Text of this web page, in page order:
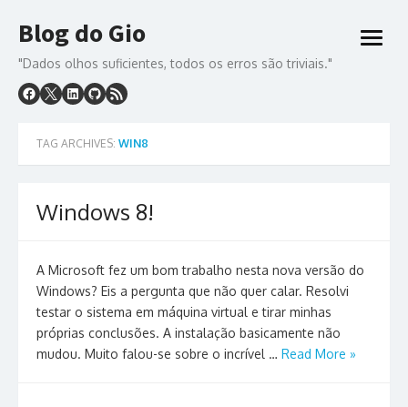
to
content
Blog do Gio
"Dados olhos suficientes, todos os erros são triviais."
open
TAG ARCHIVES: WIN8
Windows 8!
A Microsoft fez um bom trabalho nesta nova versão do
Windows? Eis a pergunta que não quer calar. Resolvi
testar o sistema em máquina virtual e tirar minhas
próprias conclusões. A instalação basicamente não
mudou. Muito falou-se sobre o incrível … Read More »